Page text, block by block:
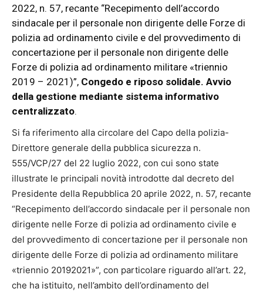
2022, n. 57, recante “Recepimento dell’accordo
sindacale per il personale non dirigente delle Forze di
polizia ad ordinamento civile e del provvedimento di
concertazione per il personale non dirigente delle
Forze di polizia ad ordinamento militare «triennio
2019 – 2021)”, Congedo e riposo solidale. Avvio
della gestione mediante sistema informativo
centralizzato.
Si fa riferimento alla circolare del Capo della polizia-
Direttore generale della pubblica sicurezza n.
555/VCP/27 del 22 luglio 2022, con cui sono state
illustrate le principali novità introdotte dal decreto del
Presidente della Repubblica 20 aprile 2022, n. 57, recante
“Recepimento dell’accordo sindacale per il personale non
dirigente nelle Forze di polizia ad ordinamento civile e
del provvedimento di concertazione per il personale non
dirigente delle Forze di polizia ad ordinamento militare
«triennio 20192021»”, con particolare riguardo all’art. 22,
che ha istituito, nell’ambito dell’ordinamento del